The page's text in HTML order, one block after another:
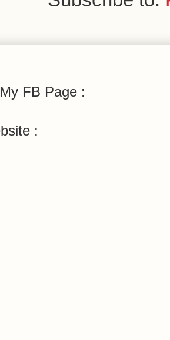
FB Page :
: